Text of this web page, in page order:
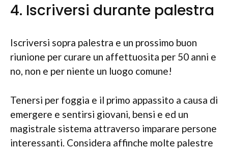
4. Iscriversi durante palestra
Iscriversi sopra palestra e un prossimo buon
riunione per curare un affettuosita per 50 anni e
no, non e per niente un luogo comune!
Tenersi per foggia e il primo appassito a causa di
emergere e sentirsi giovani, bensi e ed un
magistrale sistema attraverso imparare persone
interessanti. Considera affinche molte palestre